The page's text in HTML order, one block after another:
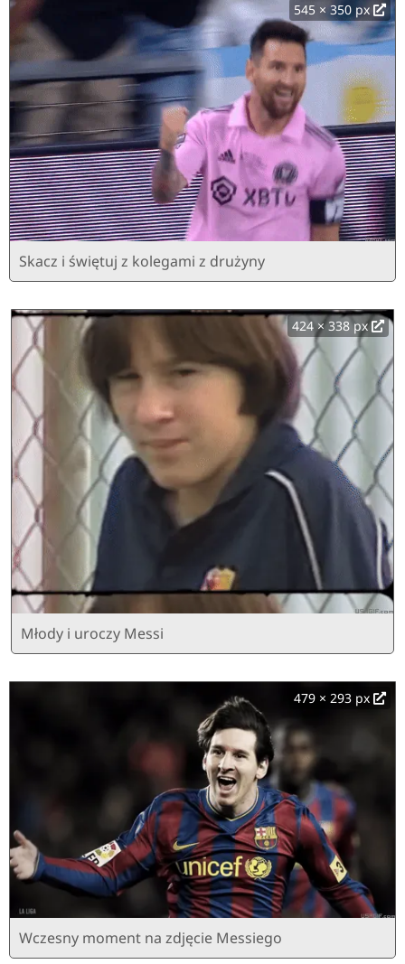
545 × 350 px
Skacz i świętuj z kolegami z drużyny
424 × 338 px
Młody i uroczy Messi
479 × 293 px
Wczesny moment na zdjęcie Messiego